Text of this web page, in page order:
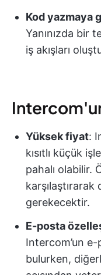
Kod yazmaya
Yanınızda bir
iş akışları
Intercom'un
Yüksek fiyat:
kısıtlı küçük
pahalı olabilir.
gerekecektir.
E-posta
Intercom’un
bulurken,